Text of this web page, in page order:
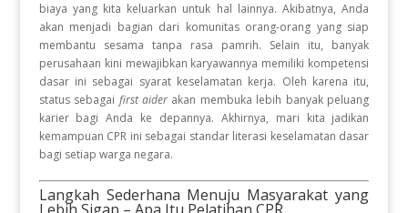
biaya yang kita keluarkan untuk hal lainnya.Akibatnya, Anda
akan menjadi bagian dari komunitas orang-orang yang siap
membantu sesama tanpa rasa pamrih. Selain itu, banyak
perusahaan kini mewajibkan karyawannya memiliki kompetensi
dasar ini sebagai syarat keselamatan kerja. Oleh karena itu,
status sebagai first aider akan membuka lebih banyak peluang
karier bagi Anda ke depannya. Akhirnya, mari kita jadikan
kemampuan CPR ini sebagai standar literasi keselamatan dasar
bagi setiap warga negara.
Langkah Sederhana Menuju Masyarakat yang